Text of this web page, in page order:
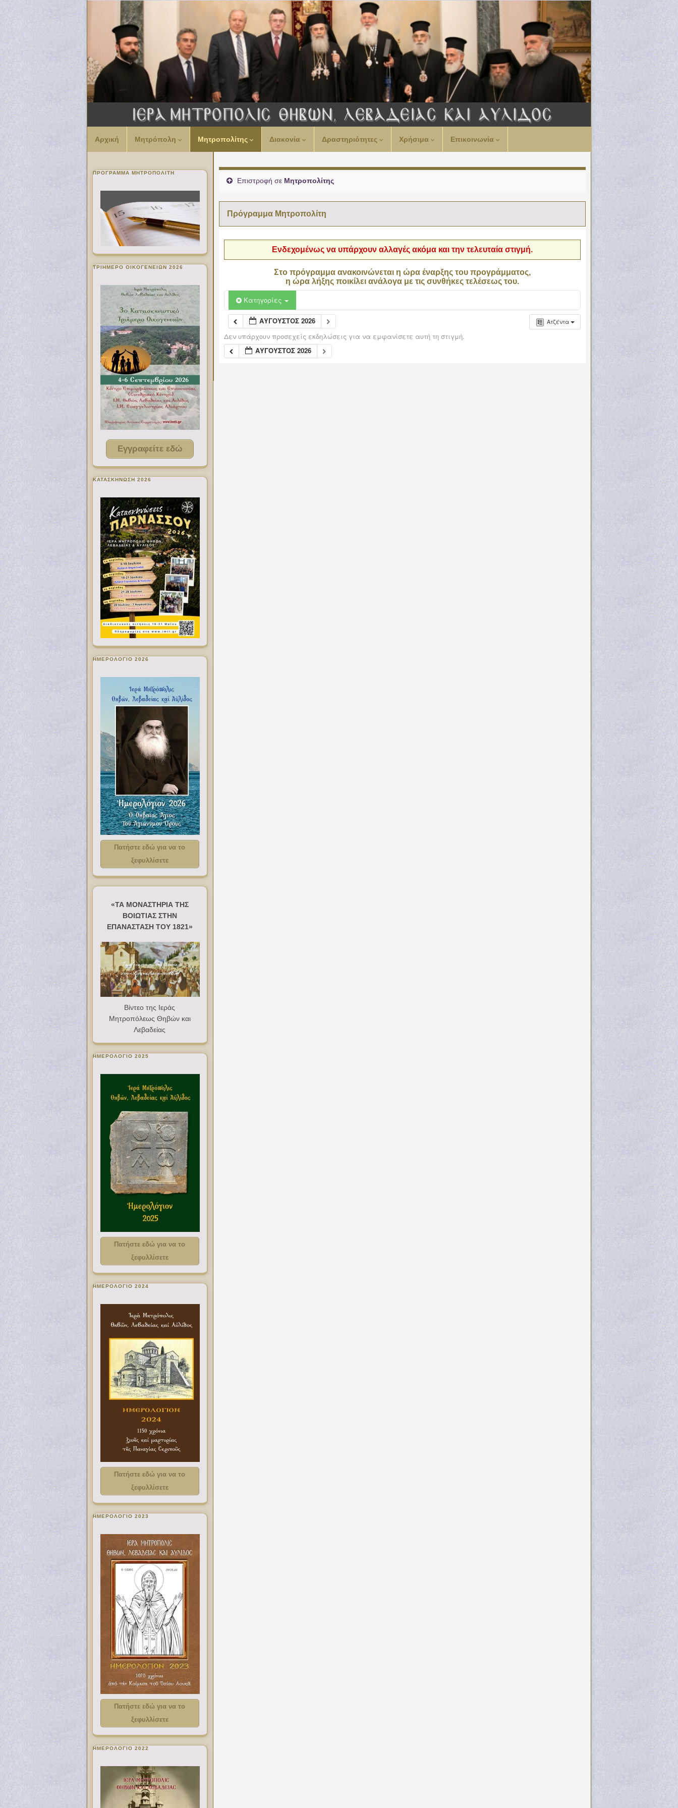
Αρχική Μητρόπολη Μητροπολίτης Διακονία Δραστηριότητες Χρήσιμα Επικοινωνία
Επιστροφή σε Μητροπολίτης
Πρόγραμμα Μητροπολίτη
Ενδεχομένως να υπάρχουν αλλαγές ακόμα και την τελευταία στιγμή.
Στο πρόγραμμα ανακοινώνεται η ώρα έναρξης του προγράμματος,
η ώρα λήξης ποικίλει ανάλογα με τις συνθήκες τελέσεως του.
Κατηγορίες
Ατζέντα
ΑΎΓΟΥΣΤΟΣ 2026
Δεν υπάρχουν προσεχείς εκδηλώσεις για να εμφανίσετε αυτή τη στιγμή.
ΑΎΓΟΥΣΤΟΣ 2026
ΠΡΌΓΡΑΜΜΑ ΜΗΤΡΟΠΟΛΊΤΗ
ΤΡΙΗΜΕΡΟ ΟΙΚΟΓΕΝΕΙΩΝ 2026
Εγγραφείτε εδώ
ΚΑΤΑΣΚΗΝΩΣΗ 2026
ΗΜΕΡΟΛΟΓΙΟ 2026
Πατήστε εδώ για να το
ξεφυλλίσετε
«ΤΑ ΜΟΝΑΣΤΗΡΙΑ ΤΗΣ
ΒΟΙΩΤΙΑΣ ΣΤΗΝ
ΕΠΑΝΑΣΤΑΣΗ ΤΟΥ 1821»
Βίντεο της Ιεράς
Μητροπόλεως Θηβών και
Λεβαδείας
ΗΜΕΡΟΛΟΓΙΟ 2025
Πατήστε εδώ για να το
ξεφυλλίσετε
ΗΜΕΡΟΛΟΓΙΟ 2024
Πατήστε εδώ για να το
ξεφυλλίσετε
ΗΜΕΡΟΛΟΓΙΟ 2023
Πατήστε εδώ για να το
ξεφυλλίσετε
ΗΜΕΡΟΛΟΓΙΟ 2022